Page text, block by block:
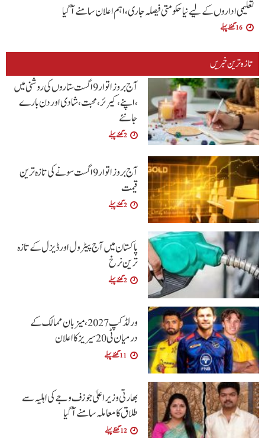
تعلیمی اداروں کے لیے نیا حکومتی فیصلہ جاری، اہم اعلان سامنے آگیا
16 گھنٹے پہلے
تازہ ترین خبریں
آج بروز اتوار9 اگست ستاروں کی روشنی میں
،اپنے،کیرئر،محبت ،شادی اور دن بارے
جانئے
2 گھنٹے پہلے
آج بروز اتوار 9 اگست سونے کی تازہ ترین
قیمت
2 گھنٹے پہلے
پاکستان میں آج پیٹرول اور ڈیزل کے تازہ
ترین نرخ
2 گھنٹے پہلے
ورلڈ کپ 2027، میزبان ممالک کے
درمیان ٹی20 سیریز کا اعلان
11 گھنٹے پہلے
بھارتی وزیراعلیٰ جوزف وجے کی اہلیہ سے
طلاق کا معاملہ سامنے آگیا
12 گھنٹے پہلے